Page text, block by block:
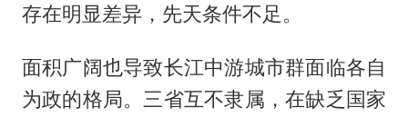
存在明显差异，先天条件不足。
面积广阔也导致长江中游城市群面临各自
为政的格局。三省互不隶属，在缺乏国家